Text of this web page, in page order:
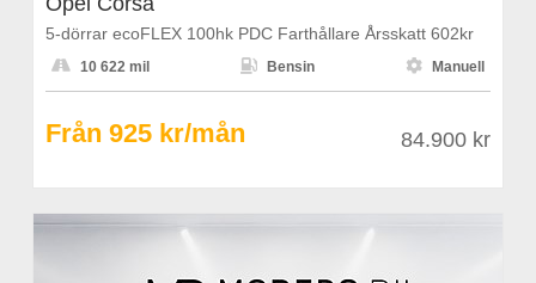
5-dörrar ecoFLEX 100hk PDC Farthållare Årsskatt 602kr
 10 622 mil  Bensin  Manuell
Från 925 kr/mån 84.900 kr